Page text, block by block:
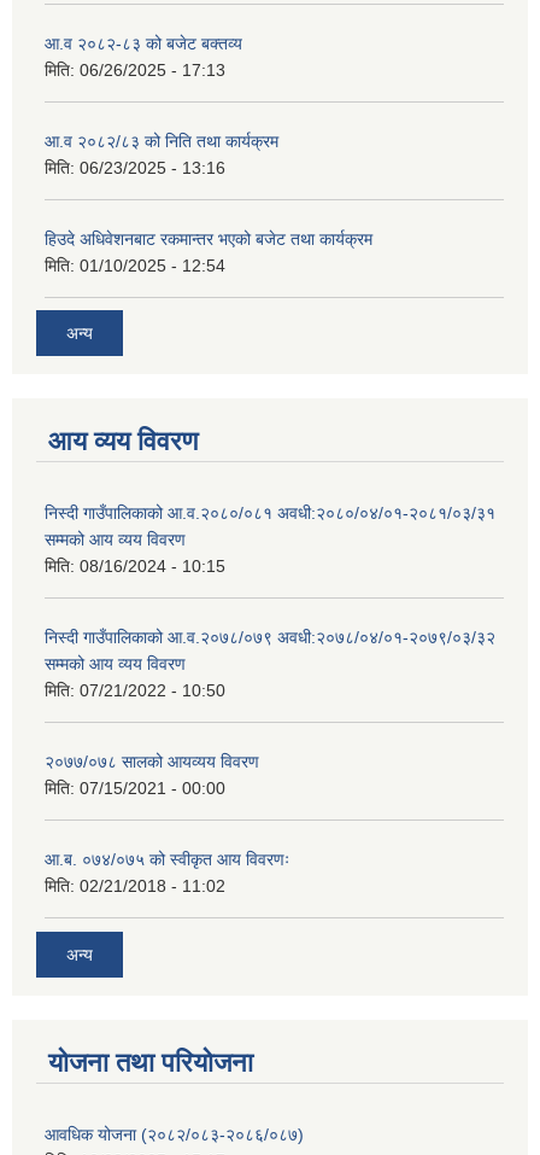
आ.व २०८२-८३ को बजेट बक्तव्य
मिति: 06/26/2025 - 17:13
आ.व २०८२/८३ को निति तथा कार्यक्रम
मिति: 06/23/2025 - 13:16
हिउदे अधिवेशनबाट रकमान्तर भएको बजेट तथा कार्यक्रम
मिति: 01/10/2025 - 12:54
अन्य
आय व्यय विवरण
निस्दी गाउँपालिकाको आ.व.२०८०/०८१ अवधी:२०८०/०४/०१-२०८१/०३/३१
सम्मको आय व्यय विवरण
मिति: 08/16/2024 - 10:15
निस्दी गाउँपालिकाको आ.व.२०७८/०७९ अवधी:२०७८/०४/०१-२०७९/०३/३२
सम्मको आय व्यय विवरण
मिति: 07/21/2022 - 10:50
२०७७/०७८ सालको आयव्यय विवरण
मिति: 07/15/2021 - 00:00
आ.ब. ०७४/०७५ को स्वीकृत आय विवरणः
मिति: 02/21/2018 - 11:02
अन्य
योजना तथा परियोजना
आवधिक योजना (२०८२/०८३-२०८६/०८७)